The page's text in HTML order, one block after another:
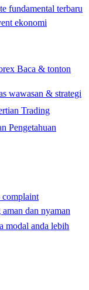
fundamental terbaru
ekonomi
Baca & tonton
wawasan & strategi
Trading
Pengetahuan
complaint
dan nyaman
modal anda lebih